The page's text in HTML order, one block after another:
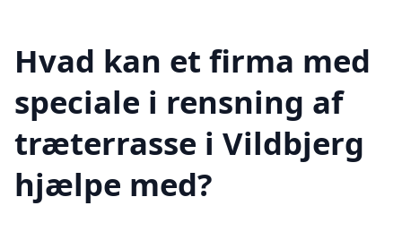
Hvad kan et firma med
speciale i rensning af
træterrasse i Vildbjerg
hjælpe med?